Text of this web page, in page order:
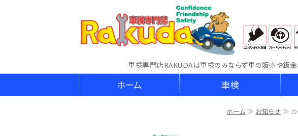
車検専門店RAKUDAは車検のみならず車の販売や鈑
ホーム 車検
ホーム ≫ お知らせ ≫ カ